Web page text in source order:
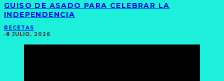
GUISO DE ASADO PARA CELEBRAR LA
INDEPENDENCIA
RECETAS
·8 JULIO, 2026